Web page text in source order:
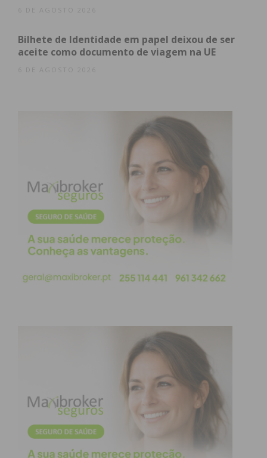
caprinos
, mas com o registo alarmante de
duas carcaças de equídeos.
Ações Criminais:
fogo sem licença.
O Risco para o Consumidor na
A autoridade alerta os consumidores e empresários
do setor do Grande Porto para os perigos severos
de adquirir produtos fora dos canais certificados.
Sem a inspeção obrigatória de médicos
veterinários, a carne apreendida representava um
risco real de transmissão dedoenças zoonóticas
“A compra nestes circuitos
não controlados significa que
não existem garantias de
segurança alimentar nem de
ausência de patógenos”,
sublinha a ASAE, destacando
6 DE AGOSTO 2026
Bilhete de Identidade em papel deixou de ser
aceite como documento de viagem na UE
6 DE AGOSTO 2026